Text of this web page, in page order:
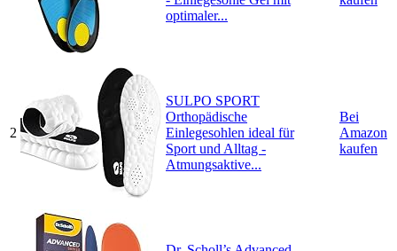
optimaler...
2
SULPO SPORT
Orthopädische
Einlegesohlen ideal für
Sport und Alltag -
Atmungsaktive...
Bei
Amazon
kaufen